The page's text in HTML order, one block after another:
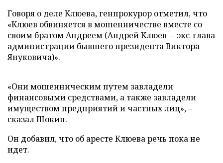
Говоря о деле Клюева, генпрокурор отметил, что
«Клюев обвиняется в мошенничестве вместе со
своим братом Андреем (Андрей Клюев – экс-глава
администрации бывшего президента Виктора
Януковича)».
«Они мошенническим путем завладели
финансовыми средствами, а также завладели
имуществом предприятий и частных лиц»,–
сказал Шокин.
Он добавил, что об аресте Клюева речь пока не
идет.